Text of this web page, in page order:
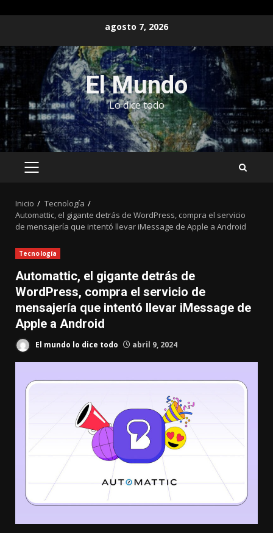
contenido
agosto 7, 2026
El Mundo
Lo dice todo
MENÚ
Inicio
Tecnología
Automattic, el gigante detrás de WordPress, compra el servicio
de mensajería que intentó llevar iMessage de Apple a Android
Tecnología
Automattic, el gigante detrás de
WordPress, compra el servicio de
mensajería que intentó llevar iMessage de
Apple a Android
El mundo lo dice todo abril 9, 2024